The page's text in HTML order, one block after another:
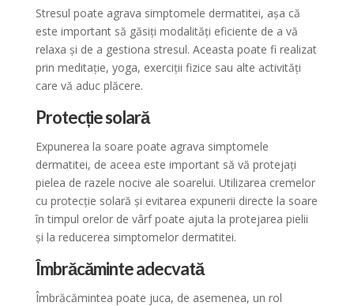
Stresul poate agrava simptomele dermatitei, așa că
este important să găsiți modalități eficiente de a vă
relaxa și de a gestiona stresul. Aceasta poate fi realizat
prin meditație, yoga, exerciții fizice sau alte activități
care vă aduc plăcere.
Protecție solară
Expunerea la soare poate agrava simptomele
dermatitei, de aceea este important să vă protejați
pielea de razele nocive ale soarelui. Utilizarea cremelor
cu protecție solară și evitarea expunerii directe la soare
în timpul orelor de vârf poate ajuta la protejarea pielii
și la reducerea simptomelor dermatitei.
Îmbrăcăminte adecvată
Îmbrăcămintea poate juca, de asemenea, un rol